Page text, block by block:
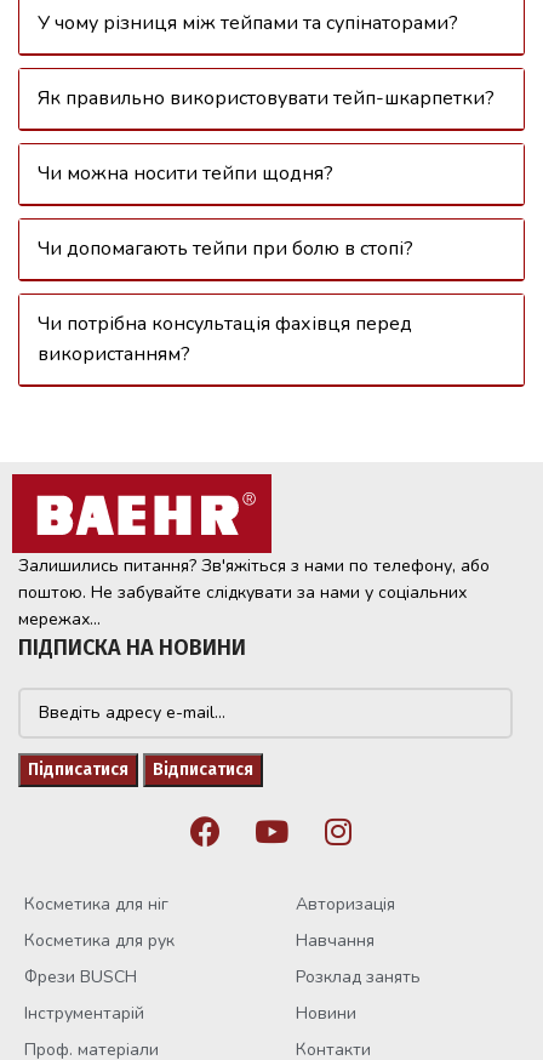
У чому різниця між тейпами та супінаторами?
Як правильно використовувати тейп-шкарпетки?
Чи можна носити тейпи щодня?
Чи допомагають тейпи при болю в стопі?
Чи потрібна консультація фахівця перед
використанням?
Залишились питання? Зв'яжіться з нами по телефону, або
поштою. Не забувайте слідкувати за нами у соціальних
мережах...
ПІДПИСКА НА НОВИНИ
Косметика для ніг
Косметика для рук
Фрези BUSCH
Інструментарій
Проф. матеріали
Авторизація
Навчання
Розклад занять
Новини
Контакти